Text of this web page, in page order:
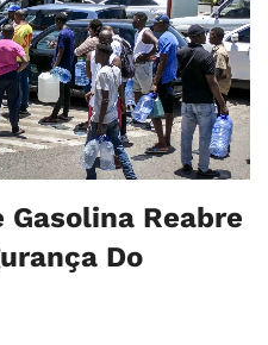
Gasolina Reabre
Do